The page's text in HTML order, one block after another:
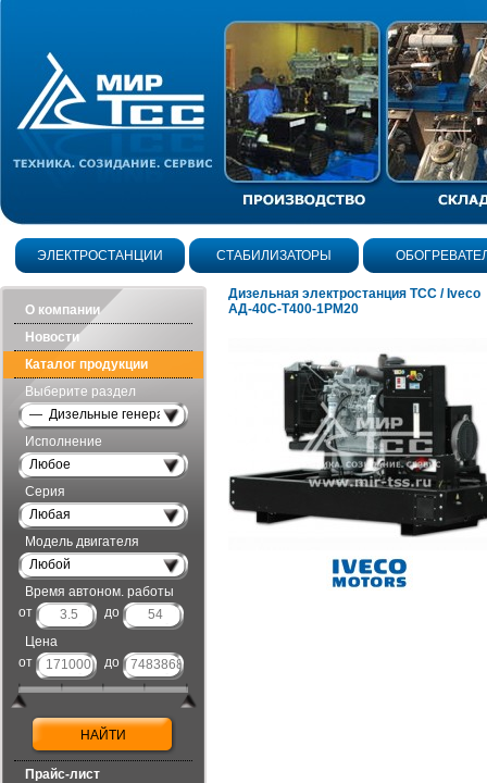
ЭЛЕКТРОСТАНЦИИ СТАБИЛИЗАТОРЫ
О компании
Новости
Каталог продукции
Выберите раздел
— Дизельные генераторы открытого исполнения
Исполнение
Любое
Серия
Любая
Модель двигателя
Любой
Время автоном. работы
от
до
Цена
от
до
Прайс-лист
Дизельная электростанция ТСС / Iveco
АД-40С-Т400-1РМ20